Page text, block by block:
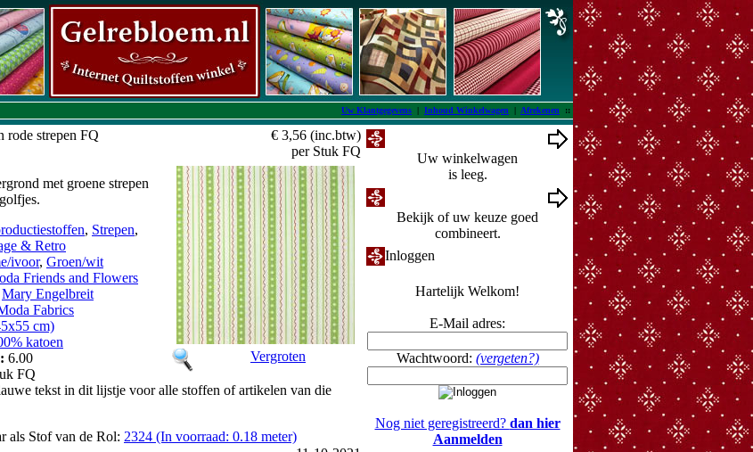
Uw Klantgegevens | Inhoud Winkelwagen | Afrekenen ::
rode strepen FQ
€ 3,56 (inc.btw)
per Stuk FQ
Vergroten
met groene strepen
, Strepen,
& Retro
ivoor, Groen/wit
Friends and Flowers
Mary Engelbreit
Fabrics
cm)
katoen
6.00
FQ
tekst in dit lijstje voor alle stoffen of artikelen van die
als Stof van de Rol: 2324 (In voorraad: 0.18 meter)
Uw winkelwagen
is leeg.
Bekijk of uw keuze goed
combineert.
Inloggen
Hartelijk Welkom!
E-Mail adres:
Wachtwoord: (vergeten?)
Nog niet geregistreerd? dan hier
Aanmelden